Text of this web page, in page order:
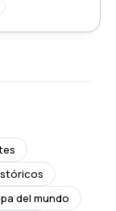
del mundo